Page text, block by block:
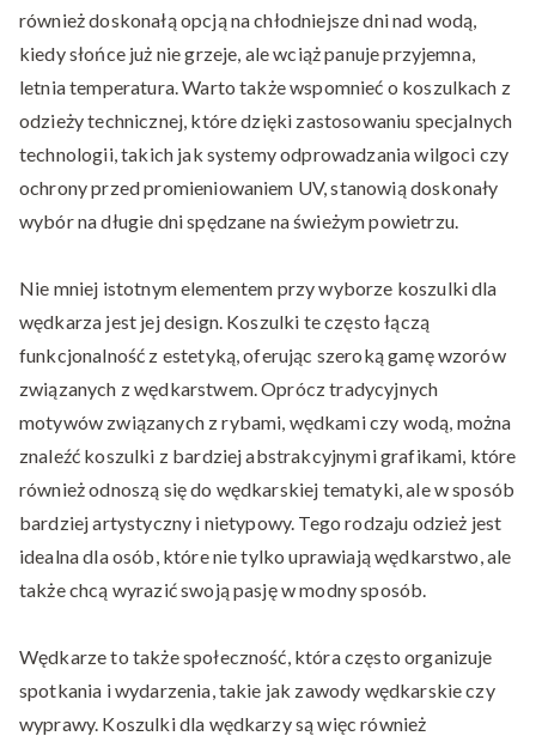
również doskonałą opcją na chłodniejsze dni nad wodą,
kiedy słońce już nie grzeje, ale wciąż panuje przyjemna,
letnia temperatura. Warto także wspomnieć o koszulkach z
odzieży technicznej, które dzięki zastosowaniu specjalnych
technologii, takich jak systemy odprowadzania wilgoci czy
ochrony przed promieniowaniem UV, stanowią doskonały
wybór na długie dni spędzane na świeżym powietrzu.
Nie mniej istotnym elementem przy wyborze koszulki dla
wędkarza jest jej design. Koszulki te często łączą
funkcjonalność z estetyką, oferując szeroką gamę wzorów
związanych z wędkarstwem. Oprócz tradycyjnych
motywów związanych z rybami, wędkami czy wodą, można
znaleźć koszulki z bardziej abstrakcyjnymi grafikami, które
również odnoszą się do wędkarskiej tematyki, ale w sposób
bardziej artystyczny i nietypowy. Tego rodzaju odzież jest
idealna dla osób, które nie tylko uprawiają wędkarstwo, ale
także chcą wyrazić swoją pasję w modny sposób.
Wędkarze to także społeczność, która często organizuje
spotkania i wydarzenia, takie jak zawody wędkarskie czy
wyprawy. Koszulki dla wędkarzy są więc również